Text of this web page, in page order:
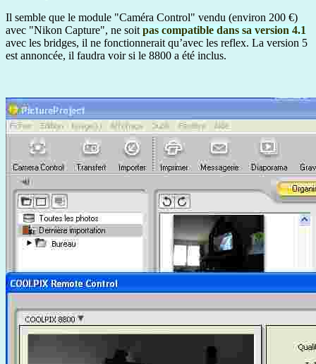
Il semble que le module "Caméra Control" vendu (environ 200 €)
avec "Nikon Capture", ne soit pas compatible dans sa version 4.1
avec les bridges, il ne fonctionnerait qu’avec les reflex. La version 5
est annoncée, il faudra voir si le 8800 a été inclus.